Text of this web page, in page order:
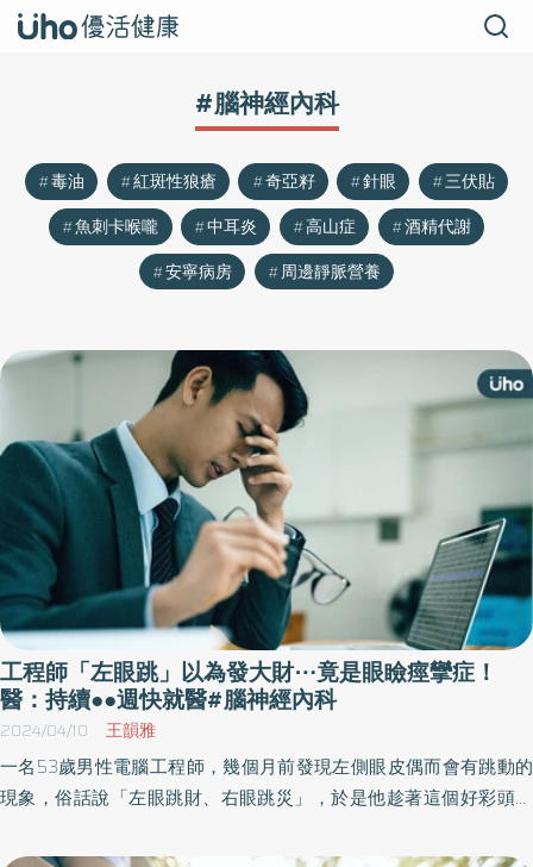
#腦神經內科
毒油 紅斑性狼瘡 奇亞籽 針眼
三伏貼
魚刺卡喉嚨
中耳炎 高山症
酒精代謝
安寧病房
周邊靜脈營養
工程師「左眼跳」以為發大財⋯竟是眼瞼痙攣症！
醫：持續●●週快就醫#腦神經內科
2024/04/10 王韻雅
一名53歲男性電腦工程師，幾個月前發現左側眼皮偶而會有跳動的
現象，俗話說「左眼跳財、右眼跳災」，於是他趁著這個好彩頭買
左側眼皮越跳越嚴重，連右側眼皮也開始跟著跳動，最近甚至還跳